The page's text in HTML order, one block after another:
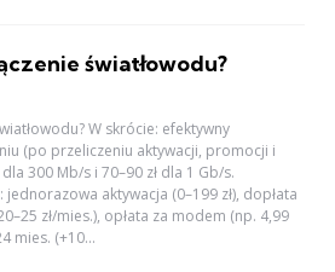
światłowodu?
W skrócie: efektywny
(po przeliczeniu aktywacji, promocji i
300 Mb/s i 70–90 zł dla 1 Gb/s.
aktywacja (0–199 zł), dopłata
zł/mies.), opłata za modem (np. 4,99
mies. (+10...